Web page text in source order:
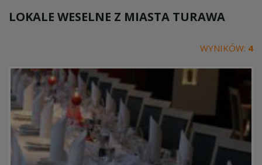
LOKALE WESELNE Z MIASTA TURAWA
WYNIKÓW: 4